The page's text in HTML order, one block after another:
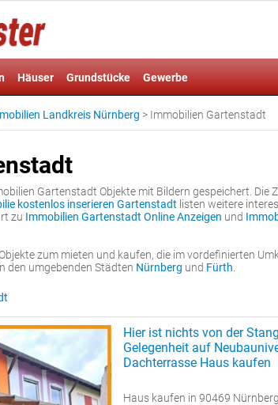
Häuser Grundstücke Gewerbe
Landkreis Nürnberg > Immobilien Gartenstadt
Gartenstadt Objekte mit Bildern gespeichert. Die
kostenlos inserieren Gartenstadt listen weitere
zu Immobilien Gartenstadt Online Anzeigen und
zum mieten und kaufen, die im vordefinierten
den umgebenden Städten Nürnberg und Fürth
Hier ist nichts von der
Gelegenheit auf
Dachterrasse Haus kaufen
Haus kaufen in 90469 Nürnberg